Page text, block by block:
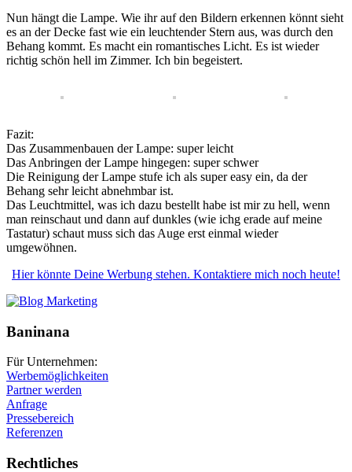
Nun hängt die Lampe. Wie ihr auf den Bildern erkennen könnt sieht
es an der Decke fast wie ein leuchtender Stern aus, was durch den
Behang kommt. Es macht ein romantisches Licht. Es ist wieder
richtig schön hell im Zimmer. Ich bin begeistert.
Fazit:
Das Zusammenbauen der Lampe: super leicht
Das Anbringen der Lampe hingegen: super schwer
Die Reinigung der Lampe stufe ich als super easy ein, da der
Behang sehr leicht abnehmbar ist.
Das Leuchtmittel, was ich dazu bestellt habe ist mir zu hell, wenn
man reinschaut und dann auf dunkles (wie ichg erade auf meine
Tastatur) schaut muss sich das Auge erst einmal wieder
umgewöhnen.
Hier könnte Deine Werbung stehen. Kontaktiere mich noch heute!
Baninana
Für Unternehmen:
Werbemöglichkeiten
Partner werden
Anfrage
Pressebereich
Referenzen
Rechtliches